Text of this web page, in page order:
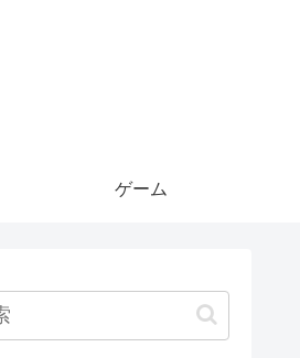
ゲーム